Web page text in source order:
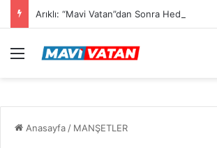
Arıklı: “Mavi Vatan”dan Sonra Hedef “Siber
Menü
Anasayfa / MANŞETLER